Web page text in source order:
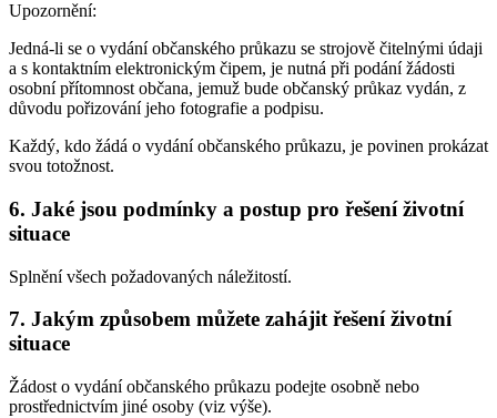
Upozornění:
Jedná-li se o vydání občanského průkazu se strojově čitelnými údaji
a s kontaktním elektronickým čipem, je nutná při podání žádosti
osobní přítomnost občana, jemuž bude občanský průkaz vydán, z
důvodu pořizování jeho fotografie a podpisu.
Každý, kdo žádá o vydání občanského průkazu, je povinen prokázat
svou totožnost.
6. Jaké jsou podmínky a postup pro řešení životní
situace
Splnění všech požadovaných náležitostí.
7. Jakým způsobem můžete zahájit řešení životní
situace
Žádost o vydání občanského průkazu podejte osobně nebo
prostřednictvím jiné osoby (viz výše).